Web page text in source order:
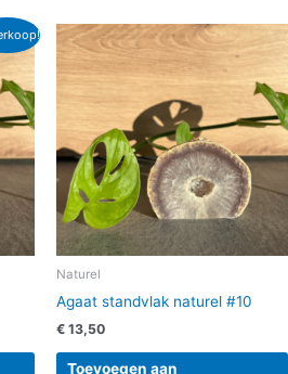
Naturel
Agaat standvlak naturel #10
€ 13,50
Toevoegen aan